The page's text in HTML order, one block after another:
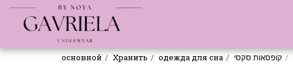
основной Хранить одежда для сна קופסאות סקסי